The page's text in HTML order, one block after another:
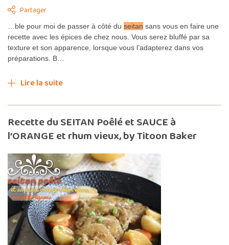
Partager
…ble pour moi de passer à côté du seitan sans vous en faire une
recette avec les épices de chez nous. Vous serez bluffé par sa
texture et son apparence, lorsque vous l’adapterez dans vos
préparations. B…
Lire la suite
Recette du SEITAN Poêlé et SAUCE à
l’ORANGE et rhum vieux, by Titoon Baker